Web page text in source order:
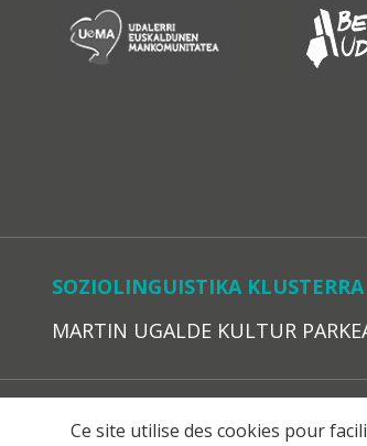
SOZIOLINGUISTIKA KLUSTERRA
MARTIN UGALDE KULTUR
Ce site utilise des cookies pour